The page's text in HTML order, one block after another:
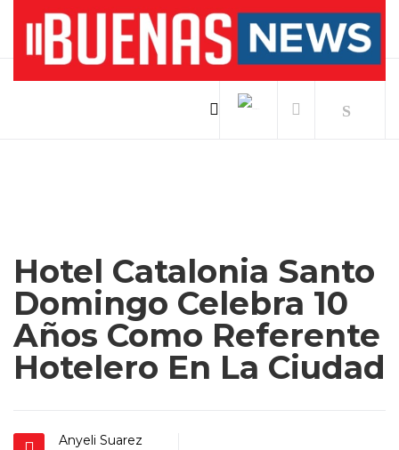
Hotel Catalonia Santo
Domingo Celebra 10
Años Como Referente
Hotelero En La Ciudad
Anyeli Suarez